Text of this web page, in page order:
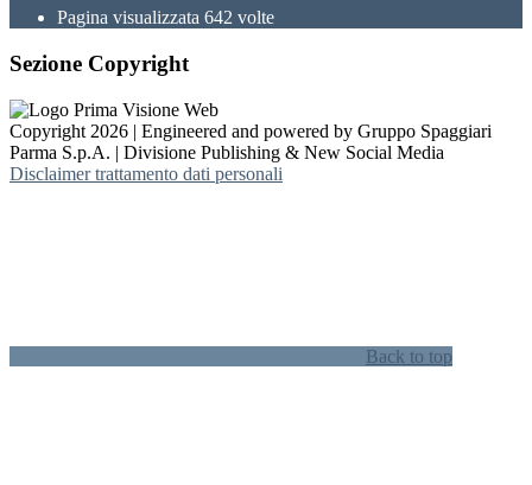
Pagina visualizzata 642 volte
Sezione Copyright
Copyright 2026 | Engineered and powered by Gruppo Spaggiari
Parma S.p.A. | Divisione Publishing & New Social Media
Disclaimer trattamento dati personali
Back to top